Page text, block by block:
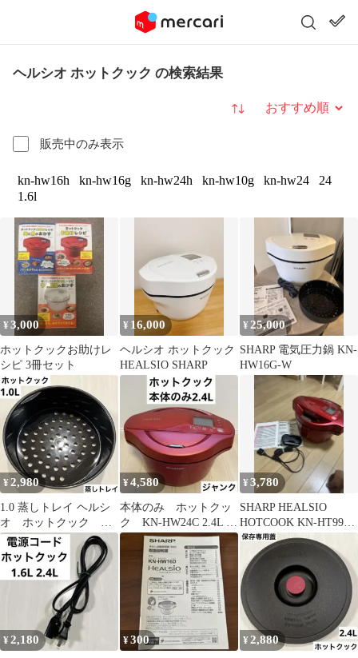
ヘルシオ ホットクック の検索結果
販売中のみ表示
並び替え
kn-hw16h kn-hw16g kn-hw24h kn-hw10g kn-hw24
24
1.6l
¥3,000
ホットクックお助けレ
シピ 3冊セット
¥ 16,000
ヘルシオ ホットクック
HEALSIO SHARP
¥ 25,000
SHARP 電気圧力鍋 KN-
HW16G-W
¥2,980
1.0 蒸しトレイ ヘルシ
オ ホットクック シ
ャープ
¥4,580
本体のみ ホットクッ
ク KN-HW24C 2.4L ジ
ャンク
¥3,780
SHARP HEALSIO
HOTCOOK KN-HT99A
本体
¥2,180 ¥300 ¥2,880